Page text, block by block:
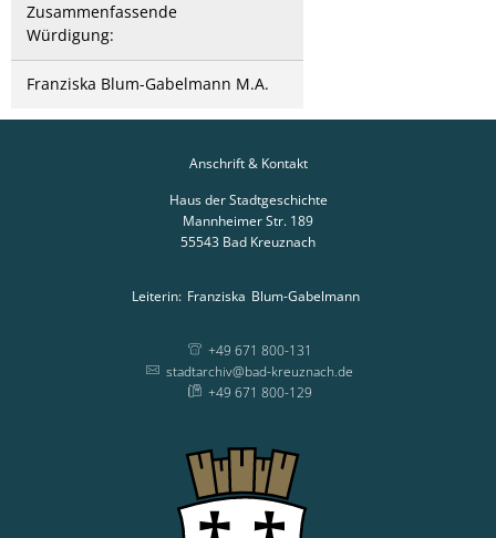
Zusammenfassende
Würdigung:
Franziska Blum-Gabelmann M.A.
Anschrift & Kontakt
Haus der Stadtgeschichte
Mannheimer Str. 189
55543 Bad Kreuznach
Leiterin: Franziska Blum-Gabelmann
+49 671 800-131
stadtarchiv@bad-kreuznach.de
+49 671 800-129